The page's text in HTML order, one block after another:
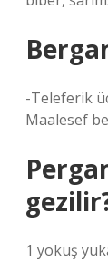
-Teleferik
Maalesef
1 yokuş